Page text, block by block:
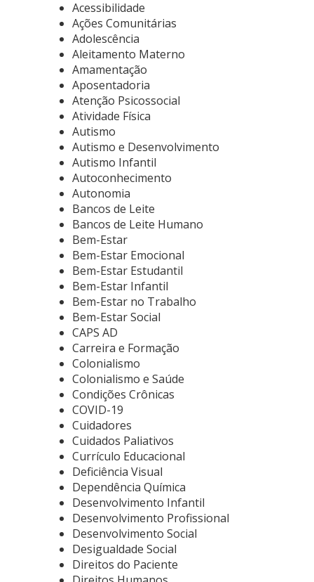
Acessibilidade
Ações Comunitárias
Adolescência
Aleitamento Materno
Amamentação
Aposentadoria
Atenção Psicossocial
Atividade Física
Autismo
Autismo e Desenvolvimento
Autismo Infantil
Autoconhecimento
Autonomia
Bancos de Leite
Bancos de Leite Humano
Bem-Estar
Bem-Estar Emocional
Bem-Estar Estudantil
Bem-Estar Infantil
Bem-Estar no Trabalho
Bem-Estar Social
CAPS AD
Carreira e Formação
Colonialismo
Colonialismo e Saúde
Condições Crônicas
COVID-19
Cuidadores
Cuidados Paliativos
Currículo Educacional
Deficiência Visual
Dependência Química
Desenvolvimento Infantil
Desenvolvimento Profissional
Desenvolvimento Social
Desigualdade Social
Direitos do Paciente